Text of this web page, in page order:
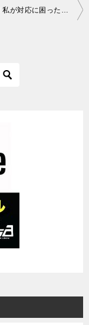
GS体験談！私が対応に困ったお客さま ベスト３